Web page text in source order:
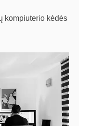
kompiuterio kėdės